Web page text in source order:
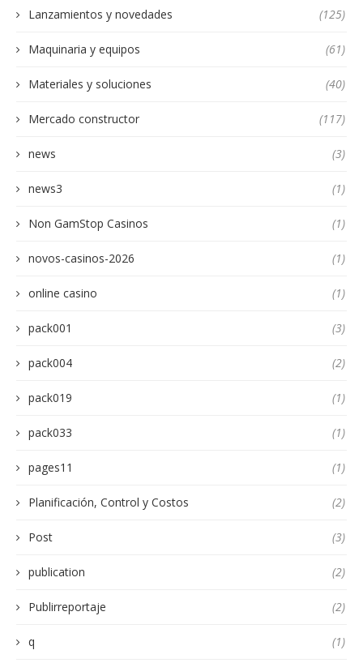
Lanzamientos y novedades (125)
Maquinaria y equipos (61)
Materiales y soluciones (40)
Mercado constructor (117)
news (3)
news3 (1)
Non GamStop Casinos (1)
novos-casinos-2026 (1)
online casino (1)
pack001 (3)
pack004 (2)
pack019 (1)
pack033 (1)
pages11 (1)
Planificación, Control y Costos (2)
Post (3)
publication (2)
Publirreportaje (2)
q (1)